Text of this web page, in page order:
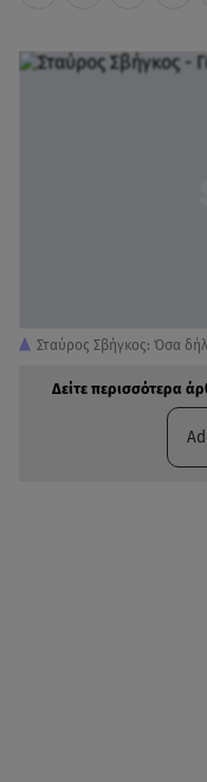
Σταύρος Σβήγκος: Όσα
Δείτε περισσότερα